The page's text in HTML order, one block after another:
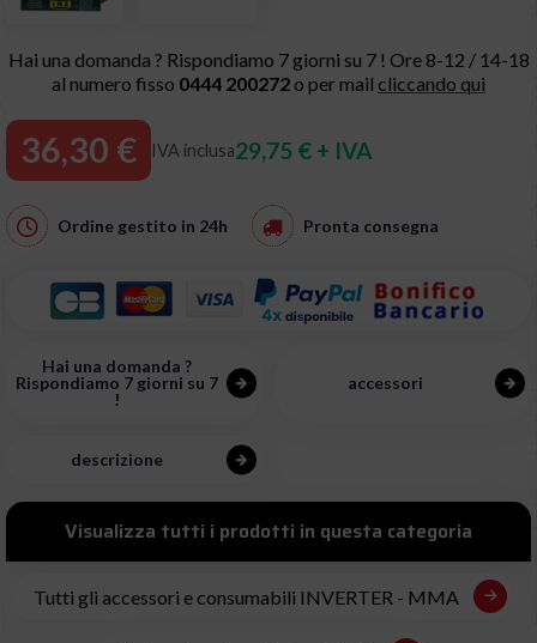
Hai una domanda ? Rispondiamo 7 giorni su 7 ! Ore 8-12 / 14-18
al numero fisso 0444 200272 o per mail cliccando qui
36,30 € IVA inclusa29,75 € + IVA
Ordine gestito in 24h Pronta consegna
Hai una domanda ?
Rispondiamo 7 giorni su 7
!
accessori
descrizione
Visualizza tutti i prodotti in questa categoria
Tutti gli accessori e consumabili INVERTER - MMA